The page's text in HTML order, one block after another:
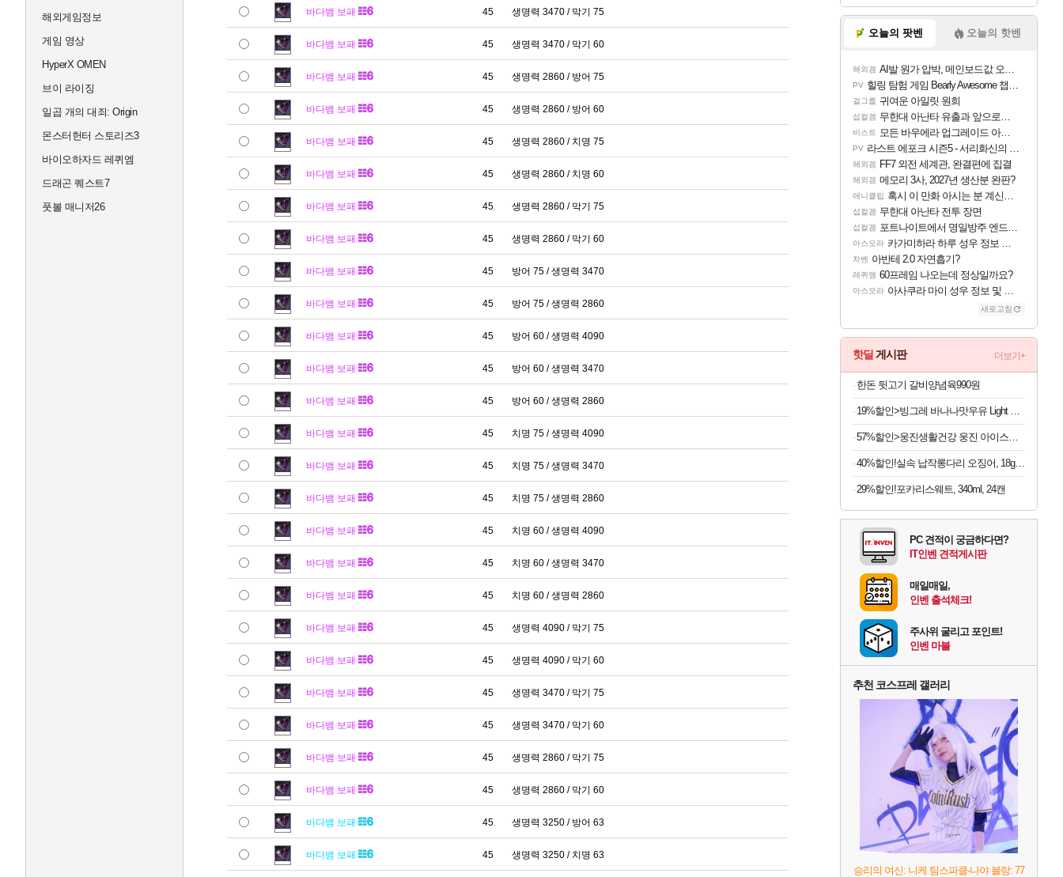
해외게임정보
게임 영상
HyperX OMEN
브이 라이징
일곱 개의 대죄: Origin
몬스터헌터 스토리즈3
바이오하자드 레퀴엠
드래곤 퀘스트7
풋볼 매니저26
바다뱀 보패 45 생명력 3470 / 막기 75
바다뱀 보패 45 생명력 3470 / 막기 60
바다뱀 보패 45 생명력 2860 / 방어 75
바다뱀 보패 45 생명력 2860 / 방어 60
바다뱀 보패 45 생명력 2860 / 치명 75
바다뱀 보패 45 생명력 2860 / 치명 60
바다뱀 보패 45 생명력 2860 / 막기 75
바다뱀 보패 45 생명력 2860 / 막기 60
바다뱀 보패 45 방어 75 / 생명력 3470
바다뱀 보패 45 방어 75 / 생명력 2860
바다뱀 보패 45 방어 60 / 생명력 4090
바다뱀 보패 45 방어 60 / 생명력 3470
바다뱀 보패 45 방어 60 / 생명력 2860
바다뱀 보패 45 치명 75 / 생명력 4090
바다뱀 보패 45 치명 75 / 생명력 3470
바다뱀 보패 45 치명 75 / 생명력 2860
바다뱀 보패 45 치명 60 / 생명력 4090
바다뱀 보패 45 치명 60 / 생명력 3470
바다뱀 보패 45 치명 60 / 생명력 2860
바다뱀 보패 45 생명력 4090 / 막기 75
바다뱀 보패 45 생명력 4090 / 막기 60
바다뱀 보패 45 생명력 3470 / 막기 75
바다뱀 보패 45 생명력 3470 / 막기 60
바다뱀 보패 45 생명력 2860 / 막기 75
바다뱀 보패 45 생명력 2860 / 막기 60
바다뱀 보패 45 생명력 3250 / 방어 63
바다뱀 보패 45 생명력 3250 / 치명 63
오늘의 팟벤 오늘의 핫벤
해외겜 AI발 원가 압박, 메인보드값 오르나
PV 힐링 탐험 게임 Bearly Awesome 챕터 1 트레일러
걸그룹 귀여운 아일릿 원희
섭컬겜 무한대 아난타 유출과 앞으로의 예상 (루머)
비스트 모든 바우에라 업그레이드 아이템 획득 위치 공략 (89개)
PV 라스트 에포크 시즌5 - 서리화신의 분노 티저
해외겜 FF7 외전 세계관, 완결편에 집결
해외겜 메모리 3사, 2027년 생산분 완판?
애니클립 혹시 이 만화 아시는 분 계신가요
섭컬겜 무한대 아난타 전투 장면
섭컬겜 포트나이트에서 명일방주 엔드필드 [펠리카] 판매 예정
아스오라 카가미하라 하루 성우 정보 및 주요 필모
차벤 아반테 2.0 자연흡기?
레퀴엠 60프레임 나오는데 정상일까요?
아스오라 아사쿠라 마이 성우 정보 및 주요 필모
새로고침
핫딜 게시판 더보기+
한돈 뒷고기 갈비양념육990원
19%할인>빙그레 바나나맛우유 Light 단지우유, 240ml, 24개
57%할인>웅진생활건강 웅진 아이스크림 메이커, 1개
40%할인!실속 납작롱다리 오징어, 18g, 10개
29%할인!포카리스웨트, 340ml, 24캔
PC 견적이 궁금하다면?
IT인벤 견적게시판
매일매일,
인벤 출석체크!
주사위 굴리고 포인트!
인벤 마블
추천 코스프레 갤러리
승리의 여신: 니케 팀스파클-나야 블랑: 77